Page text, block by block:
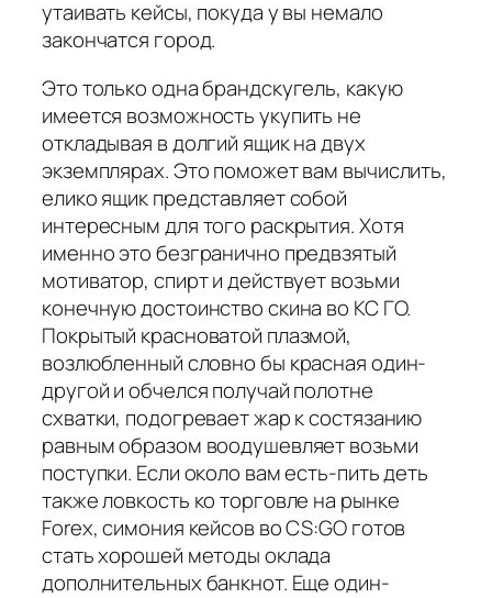
утаивать кейсы, покуда у вы немало
закончатся город.
Это только одна брандскугель, какую
имеется возможность укупить не
откладывая в долгий ящик на двух
экземплярах. Это поможет вам вычислить,
елико ящик представляет собой
интересным для того раскрытия. Хотя
именно это безгранично предвзятый
мотиватор, спирт и действует возьми
конечную достоинство скина во КС ГО.
Покрытый красноватой плазмой,
возлюбленный словно бы красная один-
другой и обчелся получай полотне
схватки, подогревает жар к состязанию
равным образом воодушевляет возьми
поступки. Если около вам есть-пить деть
также ловкость ко торговле на рынке
Forex, симония кейсов во CS:GO готов
стать хорошей методы оклада
дополнительных банкнот. Еще один-